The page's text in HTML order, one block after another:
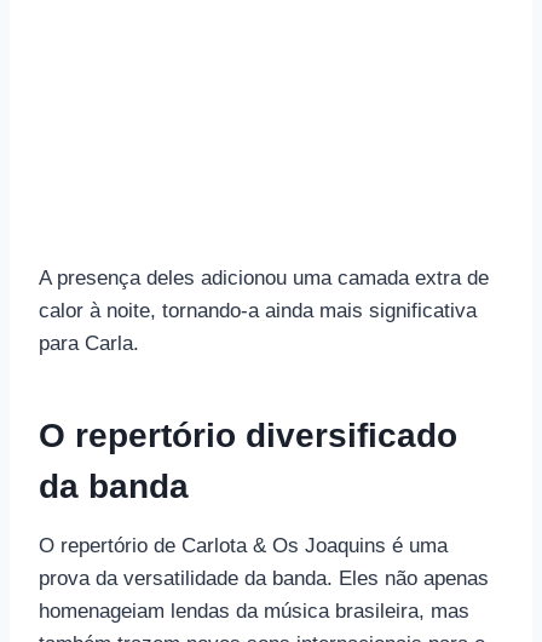
A presença deles adicionou uma camada extra de
calor à noite, tornando-a ainda mais significativa
para Carla.
O repertório diversificado
da banda
O repertório de Carlota & Os Joaquins é uma
prova da versatilidade da banda. Eles não apenas
homenageiam lendas da música brasileira, mas